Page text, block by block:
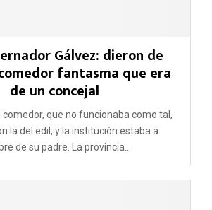
Gálvez: dieron de
fantasma que era
de un concejal
comedor, que no funcionaba como tal,
la del edil, y la institución estaba a
de su padre. La provincia...